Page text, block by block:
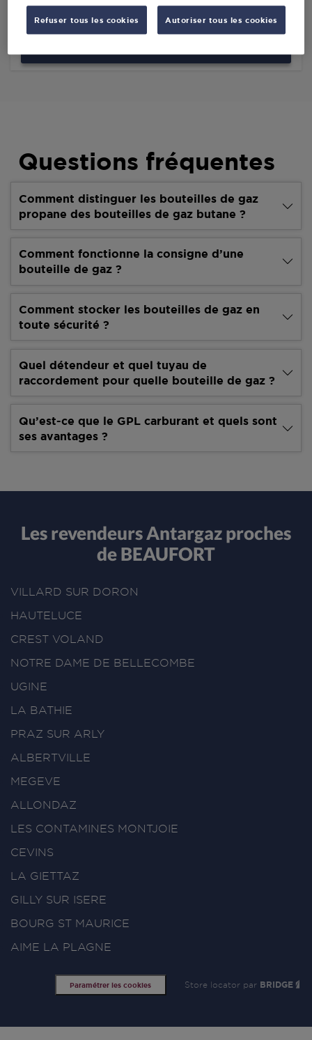
Questions fréquentes
Comment distinguer les bouteilles de gaz
propane des bouteilles de gaz butane ?
Comment fonctionne la consigne d’une
bouteille de gaz ?
Comment stocker les bouteilles de gaz en
toute sécurité ?
Quel détendeur et quel tuyau de
raccordement pour quelle bouteille de gaz ?
Qu’est-ce que le GPL carburant et quels sont
ses avantages ?
Les revendeurs Antargaz proches
de BEAUFORT
VILLARD SUR DORON
HAUTELUCE
CREST VOLAND
NOTRE DAME DE BELLECOMBE
UGINE
LA BATHIE
PRAZ SUR ARLY
ALBERTVILLE
MEGEVE
ALLONDAZ
LES CONTAMINES MONTJOIE
CEVINS
LA GIETTAZ
GILLY SUR ISERE
BOURG ST MAURICE
AIME LA PLAGNE
Paramétrer les cookies Store locator par BRIDGE
Refuser tous les cookies Autoriser tous les cookies